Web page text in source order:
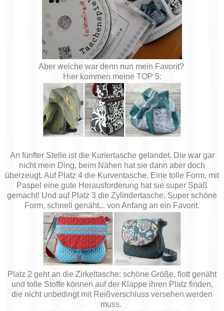
Aber welche war denn nun mein Favorit?
Hier kommen meine TOP 5:
An fünfter Stelle ist die Kuriertasche gelandet. Die war gar
nicht mein Ding, beim Nähen hat sie dann aber doch
überzeugt. Auf Platz 4 die Kurventasche. Eine tolle Form, mit
Paspel eine gute Herausforderung hat sie super Spaß
gemacht! Und auf Platz 3 die Zylindertasche. Super schöne
Form, schnell genäht... von Anfang an ein Favorit.
Platz 2 geht an die Zirkeltasche: schöne Größe, flott genäht
und tolle Stoffe können auf der Klappe ihren Platz finden,
die nicht unbedingt mit Reißverschluss versehen werden
muss.